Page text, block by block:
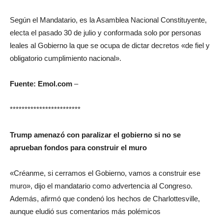
Según el Mandatario, es la Asamblea Nacional Constituyente,
electa el pasado 30 de julio y conformada solo por personas
leales al Gobierno la que se ocupa de dictar decretos «de fiel y
obligatorio cumplimiento nacional».
Fuente: Emol.com –
************************
Trump amenazó con paralizar el gobierno si no se
aprueban fondos para construir el muro
«Créanme, si cerramos el Gobierno, vamos a construir ese
muro», dijo el mandatario como advertencia al Congreso.
Además, afirmó que condenó los hechos de Charlottesville,
aunque eludió sus comentarios más polémicos